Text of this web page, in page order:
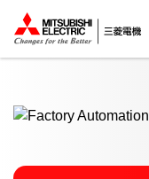
ここから本文